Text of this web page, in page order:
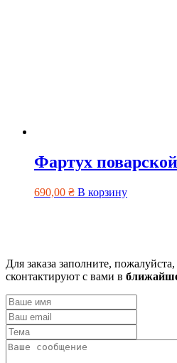
Фартух
690,00 ₴ В корзину
Для заказа заполните,
сконтактируют с вами в